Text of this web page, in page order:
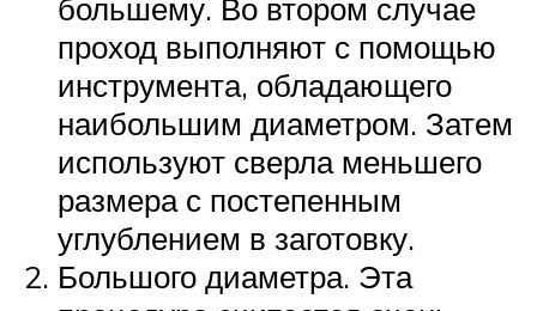
большему. Во втором случае
проход выполняют с помощью
инструмента, обладающего
наибольшим диаметром. Затем
используют сверла меньшего
размера с постепенным
углублением в заготовку.
Большого диаметра. Эта